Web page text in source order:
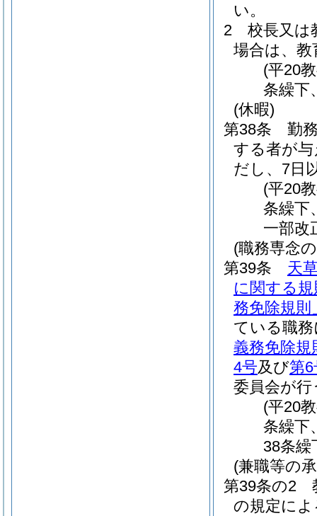
い。
2
校長又は
場合は、
(平20
条繰下
(休暇)
第38条
勤
する者が
だし、7日
(平20
条繰下
一部改
(職務専念
第39条
天
に関する規
務免除規
ている職
義務免除規
4号及び第6
委員会が行
(平20
条繰下
38条繰
(兼職等の
第39条の2
の規定に